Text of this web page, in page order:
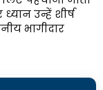
उन्हें शीर्ष
भागीदार